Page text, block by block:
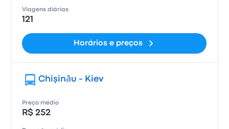
Viagens diárias
121
Horários e preços
Chişinău - Kiev
Preço médio
R$ 252